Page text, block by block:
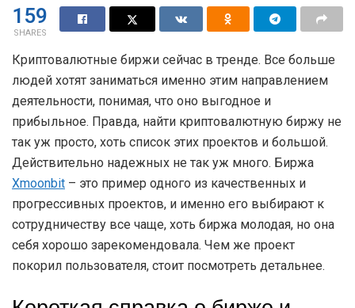
159
SHARES
Криптовалютные биржи сейчас в тренде. Все больше
людей хотят заниматься именно этим направлением
деятельности, понимая, что оно выгодное и
прибыльное. Правда, найти криптовалютную биржу не
так уж просто, хоть список этих проектов и большой.
Действительно надежных не так уж много. Биржа
Xmoonbit – это пример одного из качественных и
прогрессивных проектов, и именно его выбирают к
сотрудничеству все чаще, хоть биржа молодая, но она
себя хорошо зарекомендовала. Чем же проект
покорил пользователя, стоит посмотреть детальнее.